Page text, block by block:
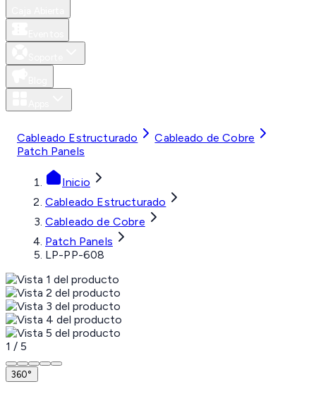
Cableado Estructurado
Cableado de Cobre
Patch Panels
Inicio
Cableado Estructurado
Cableado de Cobre
Patch Panels
LP-PP-608
1 / 5
360°